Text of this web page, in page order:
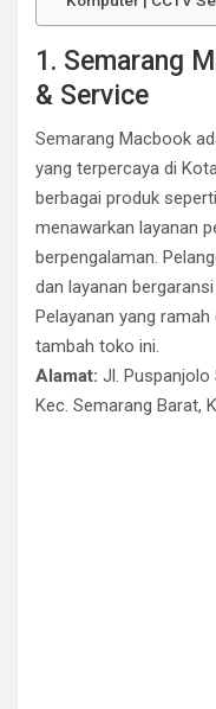
1. Semarang
& Service
Semarang Macbook
yang terpercaya di
berbagai produk
menawarkan layanan
berpengalaman.
dan layanan
Pelayanan yang
tambah toko ini.
Alamat: Jl. Puspanjolo
Kec. Semarang Barat,